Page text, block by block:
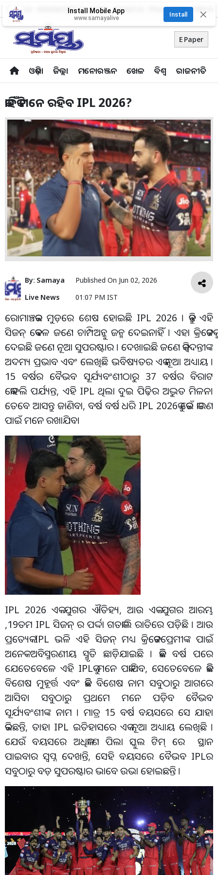
About Us Advertise With Us Career Contact Us Privacy Policy
E Paper
ଓଡ଼ିଶା ଜିଲ୍ଲା ମନୋରଞ୍ଜନ ଖେଳ ବିଶ୍ବ ରାଜନୀତି
Install Mobile App
www.samayalive
Install ✕
କାହିଁକି ମନେ ରହିବ IPL 2026?
By: Samaya
Live News
Published On Jun 02, 2026
01:07 PM IST
ରୋମାଞ୍ଚକର ମୁଡ଼ରେ ଶେଷ ହୋଇଛି IPL 2026 । କିନ୍ତୁ ଏହି
ସିଜନ୍ କେବଳ ଜଣେ ଚାମ୍ପିଅନ୍କୁ ଜନ୍ମ ଦେଇନାହିଁ । ଏହା କ୍ରିକେଟକୁ
ଦେଇଛି ଜଣେ ନୂଆ ସୁପରଷ୍ଟାର । ଦେଖାଇଛି ଜଣେ କିମ୍ବଦନ୍ତୀଙ୍କ
ଅଦମ୍ୟ ପ୍ରଭାବ ଏବଂ ଲେଖିଛି ଭବିଷ୍ୟତର ଏକ ନୂଆ ଅଧ୍ୟାୟ ।
15 ବର୍ଷର ବୈଭବ ସୂର୍ଯ୍ୟବଂଶୀଠାରୁ 37 ବର୍ଷର ବିରାଟ
କୋହଲି ପର୍ଯ୍ୟନ୍ତ, ଏହି IPL ଥିଲା ଦୁଇ ପିଢ଼ିର ଅଦ୍ଭୁତ ମିଳନ।
ତେବେ ଆସନ୍ତୁ ଜାଣିବା, ବର୍ଷ ବର୍ଷ ଧରି IPL 2026କୁ କେଉଁ କାରଣ
ପାଇଁ ମନେ ରଖାଯିବ।
IPL 2026 ଏକ ଯୁଗର ଐତିହ୍ୟ, ଆଉ ଏକ ଯୁଗର ଆରମ୍ଭ
,19ତମ IPL ସିଜନ୍ ର ପର୍ଦ୍ଦା ଗତକାଲି ରାତିରେ ପଡ଼ିଛି । ଆଉ
ପ୍ରତ୍ୟେକ IPL ଭଳି ଏହି ସିଜନ୍ ମଧ୍ୟ କ୍ରିକେଟପ୍ରେମୀଙ୍କ ପାଇଁ
ଅନେକ ଅବିସ୍ମରଣୀୟ ସ୍ମୃତି ଛାଡ଼ିଯାଇଛି । କିଛି ବର୍ଷ ପରେ
ଯେତେବେଳେ ଏହି IPLକୁ ମନେ ପକାଯିବ, ସେତେବେଳେ କିଛି
ବିଶେଷ ମୁହୂର୍ତ୍ତ ଏବଂ କିଛି ବିଶେଷ ନାମ ସବୁଠାରୁ ଆଗରେ
ଆସିବ। ସବୁଠାରୁ ପ୍ରଥମେ ମନେ ପଡ଼ିବ ବୈଭବ
ସୂର୍ଯ୍ୟବଂଶୀଙ୍କ ନାମ । ମାତ୍ର 15 ବର୍ଷ ବୟସରେ ସେ ଯାହା
କରିଛନ୍ତି, ତାହା IPL ଇତିହାସରେ ଏକ ନୂଆ ଅଧ୍ୟାୟ ଲେଖିଛି ।
ଯେଉଁ ବୟସରେ ଅଧିକାଂଶ ପିଲା ସ୍କୁଲ ଟିମ୍ ରେ ସ୍ଥାନ
ପାଇବାର ସ୍ୱପ୍ନ ଦେଖନ୍ତି, ସେହି ବୟସରେ ବୈଭବ IPLର
ସବୁଠାରୁ ବଡ଼ ସୁପରଷ୍ଟାର ଭାବେ ଉଭା ହୋଇଛନ୍ତି ।